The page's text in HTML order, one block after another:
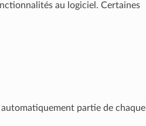
au logiciel. Certaines
partie de chaque